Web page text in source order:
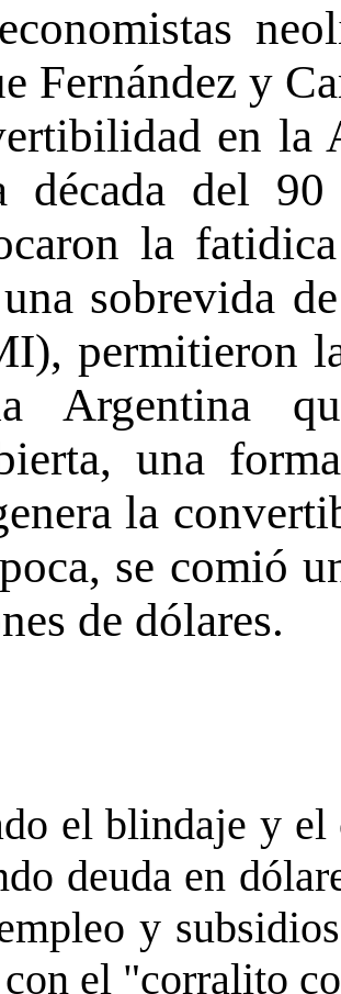
Fernández y
en la
década del
la
sobrevida
permitieron
Argentina
una
la
se comió
de dólares.
el blindaje y
deuda en
y
el "corralito